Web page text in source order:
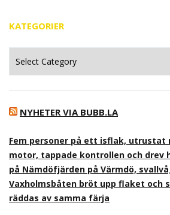
KATEGORIER
NYHETER VIA BUBB.LA
Fem personer på ett isflak, utrustat
motor, tappade kontrollen och drev
på Nämdöfjärden på Värmdö,
Vaxholmsbåten bröt upp flaket och
räddas av samma färja